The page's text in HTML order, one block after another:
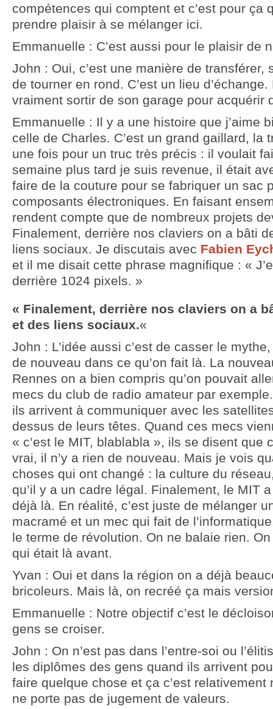
compétences qui comptent et c’est pour ça
prendre plaisir à se mélanger ici.
Emmanuelle : C’est aussi pour le plaisir de
John : Oui, c’est une manière de transférer,
de tourner en rond. C’est un lieu d’échange.
vraiment sortir de son garage pour acquérir
Emmanuelle : Il y a une histoire que j’aime
celle de Charles. C’est un grand gaillard, la
une fois pour un truc très précis : il voulait
semaine plus tard je suis revenue, il était
faire de la couture pour se fabriquer un sac
composants électroniques. En faisant
rendent compte que de nombreux projets
Finalement, derrière nos claviers on a bâti
liens sociaux. Je discutais avec Fabien
et il me disait cette phrase magnifique : «
derrière 1024 pixels. »
« Finalement, derrière nos claviers on a
et des liens sociaux.«
John : L’idée aussi c’est de casser le
de nouveau dans ce qu’on fait là. La
Rennes on a bien compris qu’on pouvait
mecs du club de radio amateur par
ils arrivent à communiquer avec les
dessus de leurs têtes. Quand ces mecs
« c’est le MIT, blablabla », ils se disent que
vrai, il n’y a rien de nouveau. Mais je vois
choses qui ont changé : la culture du
qu’il y a un cadre légal. Finalement, le MIT
déjà là. En réalité, c’est juste de mélanger
macramé et un mec qui fait de
le terme de révolution. On ne balaie rien.
qui était là avant.
Yvan : Oui et dans la région on a déjà
bricoleurs. Mais là, on recréé ça mais
Emmanuelle : Notre objectif c’est le
gens se croiser.
John : On n’est pas dans l’entre-soi ou
les diplômes des gens quand ils arrivent
faire quelque chose et ça c’est relativement
ne porte pas de jugement de valeurs.